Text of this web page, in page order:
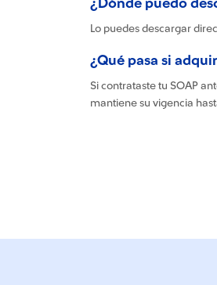
¿Dónde puedo
Lo puedes descargar
¿Qué pasa si
Si contrataste tu SOAP
mantiene su vigencia